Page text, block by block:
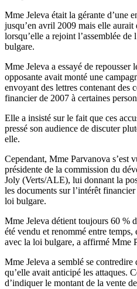
Mme Jeleva était la gérante d’une
jusqu’en avril 2009 mais elle aurait
lorsqu’elle a rejoint l’assemblée
bulgare.
Mme Jeleva a essayé de repousser
opposante avait monté une
envoyant des lettres contenant des
financier de 2007 à certaines
Elle a insisté sur le fait que ces
pressé son audience de discuter
elle.
Cependant, Mme Parvanova s’est
présidente de la commission du
Joly (Verts/ALE), lui donnant la
les documents sur l’intérêt
loi bulgare.
Mme Jeleva détient toujours 60 %
été vendu et renommé entre
avec la loi bulgare, a affirmé Mme
Mme Jeleva a semblé se contredire
qu’elle avait anticipé les attaques.
d’indiquer le montant de la vente